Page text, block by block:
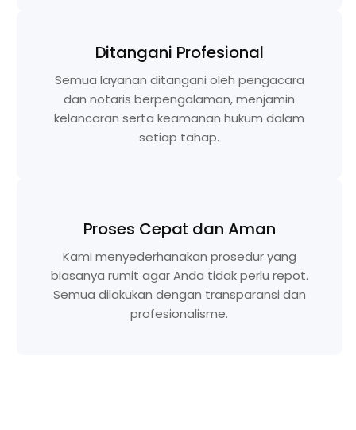
Ditangani Profesional
Semua layanan ditangani oleh pengacara
dan notaris berpengalaman, menjamin
kelancaran serta keamanan hukum dalam
setiap tahap.
Proses Cepat dan Aman
Kami menyederhanakan prosedur yang
biasanya rumit agar Anda tidak perlu repot.
Semua dilakukan dengan transparansi dan
profesionalisme.